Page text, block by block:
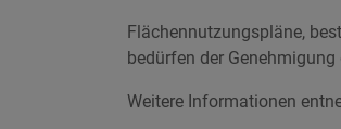
Flächennutzungspläne,
bedürfen der
Weitere Informationen